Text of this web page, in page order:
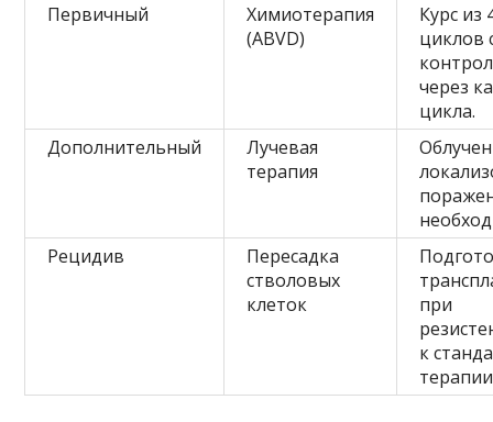
Первичный
Химиотерапия
(ABVD)
Курс из
циклов
через
цикла.
Дополнительный
Лучевая
терапия
Рецидив
Пересадка
стволовых
клеток
при
к